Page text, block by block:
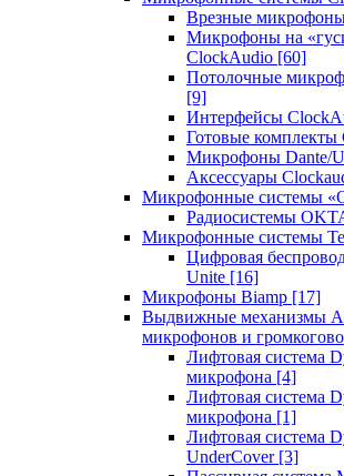
Врезные
Микрофоны на
ClockAudio [60]
Потолочные
[9]
Интерфейсы
Готовые комплекты
Микрофоны Dante/
Аксессуары
Микрофонные системы
Радиосистемы
Микрофонные системы
Цифровая
Unite [16]
Микрофоны Biamp [17]
Выдвижные механизмы
микрофонов и
Лифтовая система
микрофона [4]
Лифтовая система
микрофона [1]
Лифтовая система
UnderCover [3]